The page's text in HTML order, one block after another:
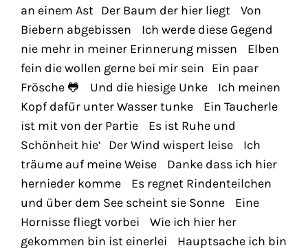
an einem Ast Der Baum der hier liegt Von
Biebern abgebissen Ich werde diese Gegend
nie mehr in meiner Erinnerung missen Elben
fein die wollen gerne bei mir sein Ein paar
Frösche 🐸 Und die hiesige Unke Ich meinen
Kopf dafür unter Wasser tunke Ein Taucherle
ist mit von der Partie Es ist Ruhe und
Schönheit hie‘ Der Wind wispert leise Ich
träume auf meine Weise Danke dass ich hier
hernieder komme Es regnet Rindenteilchen
und über dem See scheint sie Sonne Eine
Hornisse fliegt vorbei Wie ich hier her
gekommen bin ist einerlei Hauptsache ich bin